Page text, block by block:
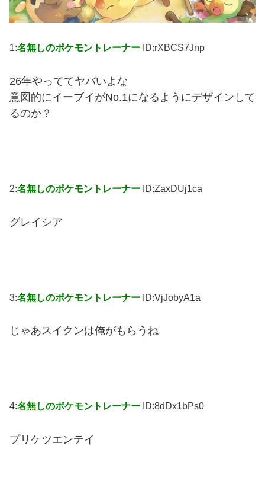
1:名無しのポケモントレーナー ID:rXBCS7Jnp
26年やっててヤバいよな
意図的にイーブイがNo.1になるようにデザインして
るのか？
2:名無しのポケモントレーナー ID:ZaxDUj1ca
グレイシア
3:名無しのポケモントレーナー ID:VjJobyA1a
じゃあスイクンは俺がもらうね
4:名無しのポケモントレーナー ID:8dDx1bPs0
プリケツエンテイ